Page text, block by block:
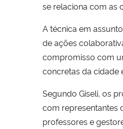
se relaciona com as
A técnica em
de ações
compromisso com
concretas da cidade
Segundo Giseli, os
com representantes
professores e